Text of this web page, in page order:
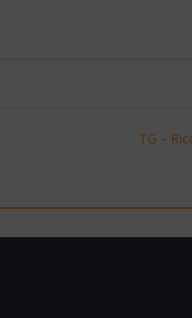
TG –